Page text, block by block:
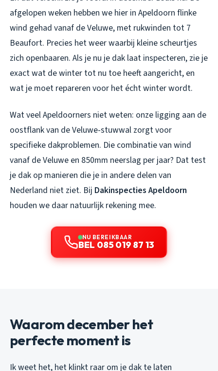
afgelopen weken hebben we hier in Apeldoorn flinke
wind gehad vanaf de Veluwe, met rukwinden tot 7
Beaufort. Precies het weer waarbij kleine scheurtjes
zich openbaaren. Als je nu je dak laat inspecteren, zie je
exact wat de winter tot nu toe heeft aangericht, en
wat je moet repareren voor het écht winter wordt.
Wat veel Apeldoorners niet weten: onze ligging aan de
oostflank van de Veluwe-stuwwal zorgt voor
specifieke dakproblemen. Die combinatie van wind
vanaf de Veluwe en 850mm neerslag per jaar? Dat test
je dak op manieren die je in andere delen van
Nederland niet ziet. Bij Dakinspecties Apeldoorn
houden we daar natuurlijk rekening mee.
NU BEREIKBAAR
BEL 085 019 87 13
Waarom december het
perfecte moment is
Ik weet het, het klinkt raar om je dak te laten